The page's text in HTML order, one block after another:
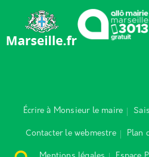
Écrire à Monsieur le maire
Contacter le webmestre Plan